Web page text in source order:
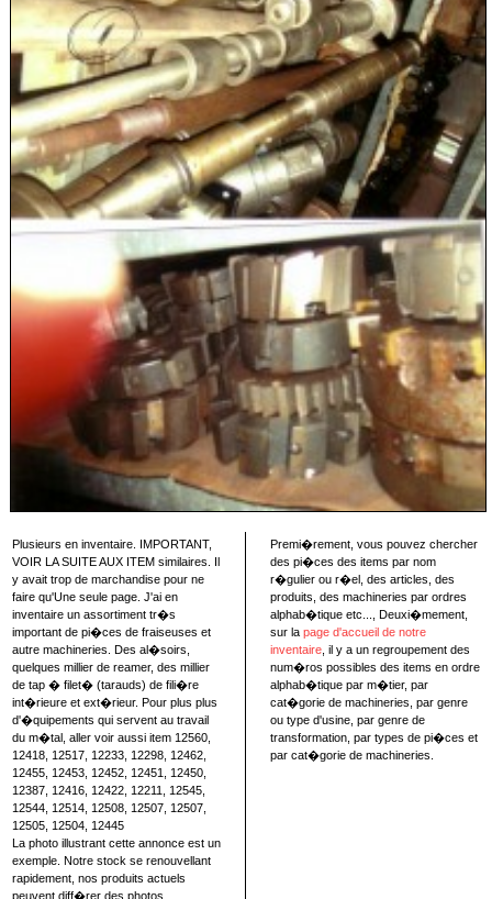
Plusieurs en inventaire. IMPORTANT,
VOIR LA SUITE AUX ITEM similaires. Il
y avait trop de marchandise pour ne
faire qu'Une seule page. J'ai en
inventaire un assortiment tr�s
important de pi�ces de fraiseuses et
autre machineries. Des al�soirs,
quelques millier de reamer, des millier
de tap � filet� (tarauds) de fili�re
int�rieure et ext�rieur. Pour plus plus
d'�quipements qui servent au travail
du m�tal, aller voir aussi item 12560,
12418, 12517, 12233, 12298, 12462,
12455, 12453, 12452, 12451, 12450,
12387, 12416, 12422, 12211, 12545,
12544, 12514, 12508, 12507, 12507,
12505, 12504, 12445
La photo illustrant cette annonce est un
exemple. Notre stock se renouvellant
rapidement, nos produits actuels
peuvent diff�rer des photos
Premi�rement, vous pouvez chercher
des pi�ces des items par nom
r�gulier ou r�el, des articles, des
produits, des machineries par ordres
alphab�tique etc..., Deuxi�mement,
sur la page d'accueil de notre
inventaire , il y a un regroupement des
num�ros possibles des items en ordre
alphab�tique par m�tier, par
cat�gorie de machineries, par genre
ou type d'usine, par genre de
transformation, par types de pi�ces et
par cat�gorie de machineries.